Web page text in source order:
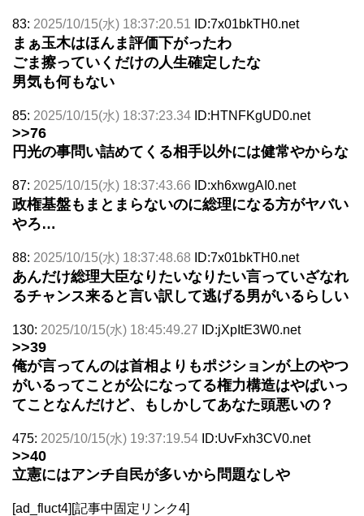
83: 2025/10/15(水) 18:37:20.51 ID:7x01bkTH0.net
まぁ玉木はほんま評価下がったわ
ごま擦っていくだけの人生確定したな
男気も何もない
85: 2025/10/15(水) 18:37:23.34 ID:HTNFKgUD0.net
>>76
円光の事問い詰めてくる相手以外には健常やからな
87: 2025/10/15(水) 18:37:43.66 ID:xh6xwgAI0.net
政権基盤もまとまらないのに総理になる方がヤバい
やろ…
88: 2025/10/15(水) 18:37:48.68 ID:7x01bkTH0.net
あんだけ総理大臣なりたいなりたい言っていざなれ
るチャンス来ると言い訳して逃げる男がいるらしい
130: 2025/10/15(水) 18:45:49.27 ID:jXpItE3W0.net
>>39
俺が言ってんのは首相よりもポジションが上のやつ
がいるってことが公になってる権力構造はやばいっ
てことなんだけど、もしかしてあなた頭悪いの？
475: 2025/10/15(水) 19:37:19.54 ID:UvFxh3CV0.net
>>40
立憲にはアンチ自民が多いから問題なしや
[ad_fluct4][記事中固定リンク4]